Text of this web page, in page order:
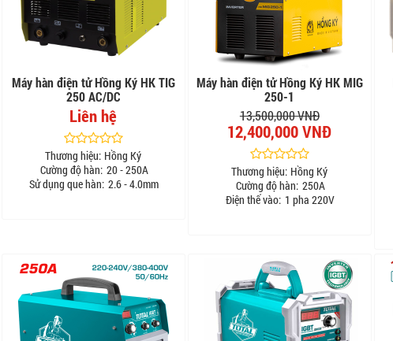
Máy hàn điện tử Hồng Ký HK TIG
250 AC/DC
Liên hệ
Thương hiệu: Hồng Ký
Cường độ hàn: 20 - 250A
Sử dụng que hàn: 2.6 - 4.0mm
Máy hàn điện tử Hồng Ký HK MIG
250-1
13,500,000 VNĐ
12,400,000 VNĐ
Thương hiệu: Hồng Ký
Cường độ hàn: 250A
Điện thế vào: 1 pha 220V